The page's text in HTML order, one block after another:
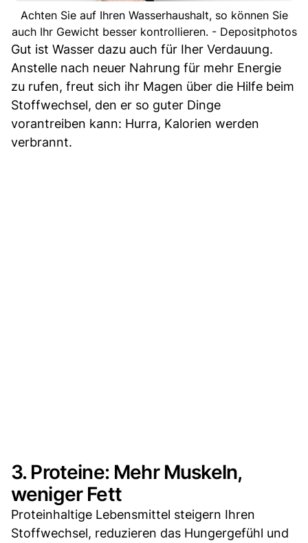
Achten Sie auf Ihren Wasserhaushalt, so können Sie
auch Ihr Gewicht besser kontrollieren. - Depositphotos
Gut ist Wasser dazu auch für Iher Verdauung.
Anstelle nach neuer Nahrung für mehr Energie
zu rufen, freut sich ihr Magen über die Hilfe beim
Stoffwechsel, den er so guter Dinge
vorantreiben kann: Hurra, Kalorien werden
verbrannt.
3. Proteine: Mehr Muskeln,
weniger Fett
Proteinhaltige Lebensmittel steigern Ihren
Stoffwechsel, reduzieren das Hungergefühl und